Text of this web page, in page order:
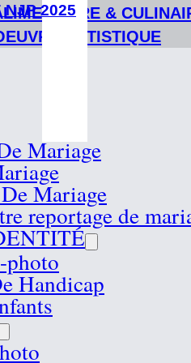
&
ARTISTIQUE
Mariage
Mariage
reportage de
Handicap
NJP 2025